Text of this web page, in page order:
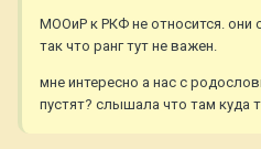
МООиР к РКФ не относится. они
так что ранг тут не важен.
мне интересно а нас с
пустят? слышала что там куда